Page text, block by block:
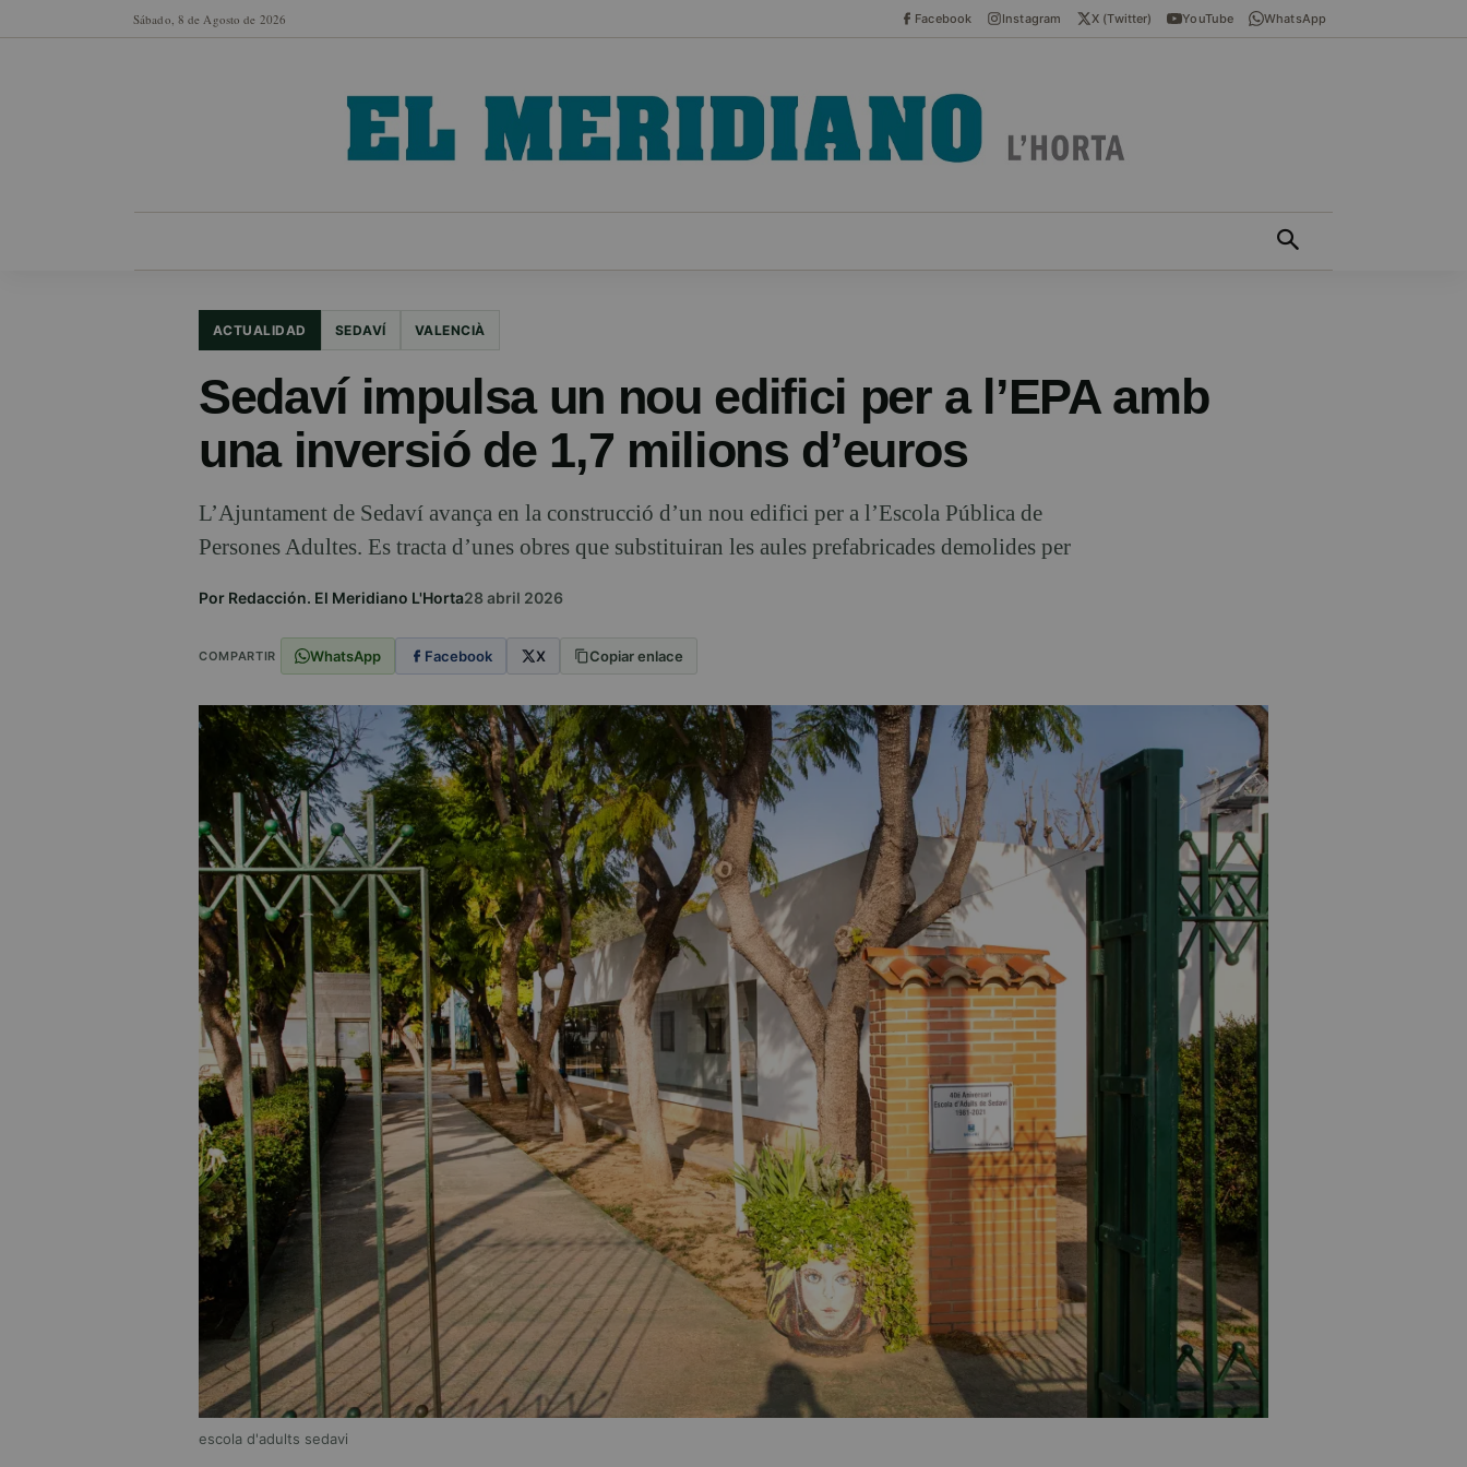
Sábado, 8 de Agosto de 2026 Facebook Instagram X (Twitter) YouTube WhatsApp
ACTUALIDAD SEDAVÍ VALENCIÀ
Sedaví impulsa un nou edifici per a l’EPA amb
una inversió de 1,7 milions d’euros
L’Ajuntament de Sedaví avança en la construcció d’un nou edifici per a l’Escola Pública de
Persones Adultes. Es tracta d’unes obres que substituiran les aules prefabricades demolides per
Por Redacción. El Meridiano L'Horta28 abril 2026
COMPARTIR WhatsApp Facebook X Copiar enlace
escola d'adults sedavi